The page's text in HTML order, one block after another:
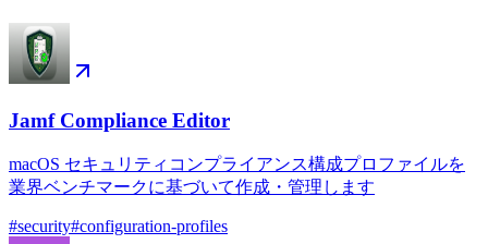
Jamf Compliance Editor
macOS セキュリティコンプライアンス構成プロファイルを
業界ベンチマークに基づいて作成・管理します
#security#configuration-profiles